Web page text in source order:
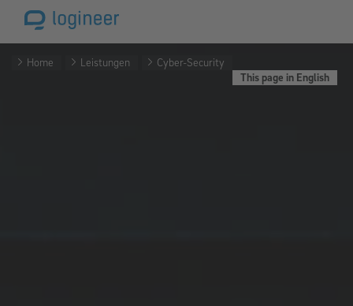
Home Leistungen
Cyber-Security
This page in English